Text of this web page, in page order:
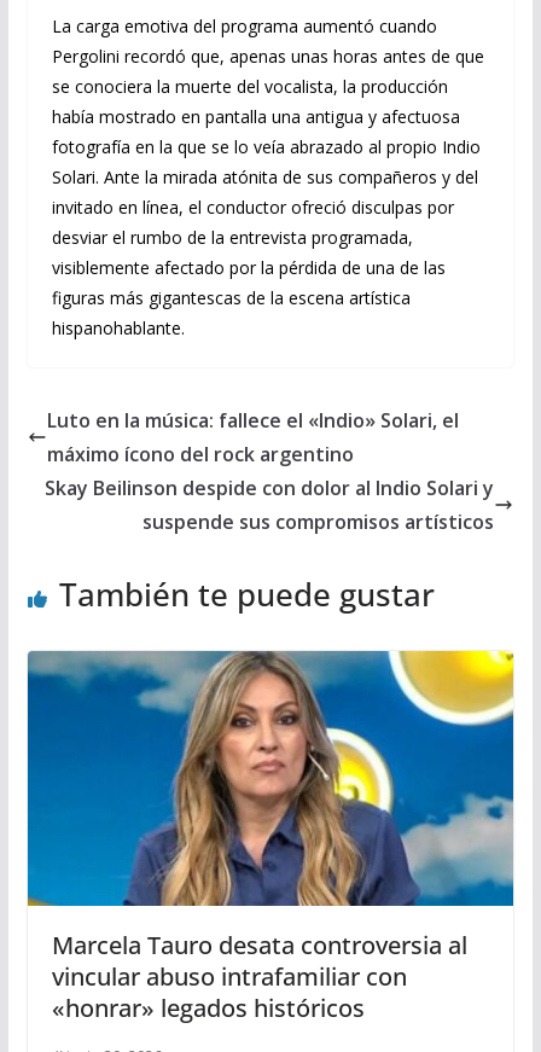
La carga emotiva del programa aumentó cuando
Pergolini recordó que, apenas unas horas antes de que
se conociera la muerte del vocalista, la producción
había mostrado en pantalla una antigua y afectuosa
fotografía en la que se lo veía abrazado al propio Indio
Solari. Ante la mirada atónita de sus compañeros y del
invitado en línea, el conductor ofreció disculpas por
desviar el rumbo de la entrevista programada,
visiblemente afectado por la pérdida de una de las
figuras más gigantescas de la escena artística
hispanohablante.
Luto en la música: fallece el «Indio» Solari, el
máximo ícono del rock argentino
Skay Beilinson despide con dolor al Indio Solari y
suspende sus compromisos artísticos
También te puede gustar
Marcela Tauro desata controversia al
vincular abuso intrafamiliar con
«honrar» legados históricos